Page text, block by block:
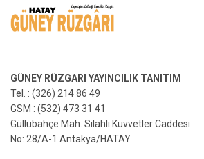
GÜNEY RÜZGARI YAYINCILIK TANITIM
Tel. : (326) 214 86 49
GSM : (532) 473 31 41
Güllübahçe Mah. Silahlı Kuvvetler Caddesi
No: 28/A-1 Antakya/HATAY